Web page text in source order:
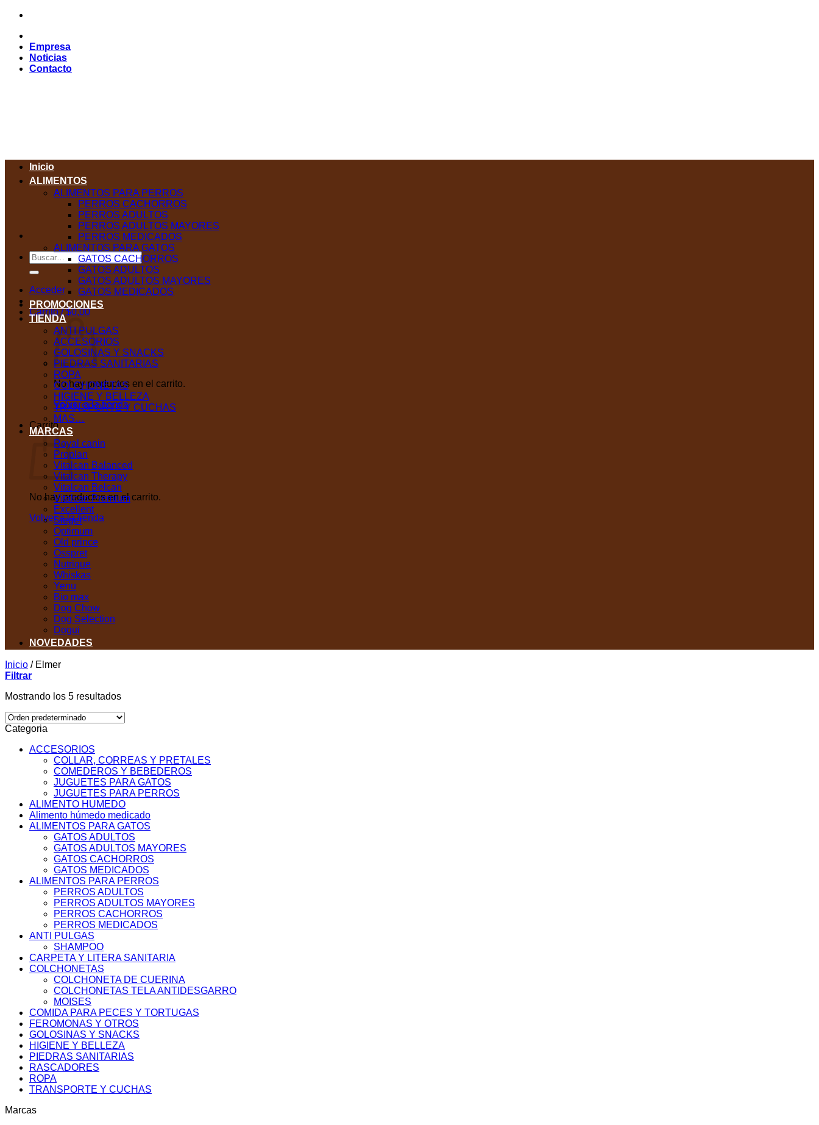
Saltar
contenido
Empresa
Noticias
Contacto
Buscar
por:
Acceder
Carrito /$0,00
No hay productos en el carrito.
Volver a la tienda
Carrito
No hay productos en el carrito.
Volver a la tienda
Inicio
ALIMENTOS
ALIMENTOS PARA PERROS
PERROS CACHORROS
PERROS ADULTOS
PERROS ADULTOS MAYORES
PERROS MEDICADOS
ALIMENTOS PARA GATOS
GATOS CACHORROS
GATOS ADULTOS
GATOS ADULTOS MAYORES
GATOS MEDICADOS
PROMOCIONES
TIENDA
ANTI PULGAS
ACCESORIOS
GOLOSINAS Y SNACKS
PIEDRAS SANITARIAS
ROPA
COLCHONETAS
HIGIENE Y BELLEZA
TRANSPORTE Y CUCHAS
MAS…
MARCAS
Royal canin
Proplan
Vitalcan Balanced
Vitalcan Therapy
Vitalcan Belcan
Vitalcan Premium
Excellent
Sieger
Optimum
Old prince
Osspret
Nutrique
Whiskas
Yenu
Bio max
Dog Chow
Dog Selection
Dogui
NOVEDADES
Inicio /Elmer
Filtrar
Mostrando los 5 resultados
Categoria
ACCESORIOS
COLLAR, CORREAS Y PRETALES
COMEDEROS Y BEBEDEROS
JUGUETES PARA GATOS
JUGUETES PARA PERROS
ALIMENTO HUMEDO
Alimento húmedo medicado
ALIMENTOS PARA GATOS
GATOS ADULTOS
GATOS ADULTOS MAYORES
GATOS CACHORROS
GATOS MEDICADOS
ALIMENTOS PARA PERROS
PERROS ADULTOS
PERROS ADULTOS MAYORES
PERROS CACHORROS
PERROS MEDICADOS
ANTI PULGAS
SHAMPOO
CARPETA Y LITERA SANITARIA
COLCHONETAS
COLCHONETA DE CUERINA
COLCHONETAS TELA ANTIDESGARRO
MOISES
COMIDA PARA PECES Y TORTUGAS
FEROMONAS Y OTROS
GOLOSINAS Y SNACKS
HIGIENE Y BELLEZA
PIEDRAS SANITARIAS
RASCADORES
ROPA
TRANSPORTE Y CUCHAS
Marcas